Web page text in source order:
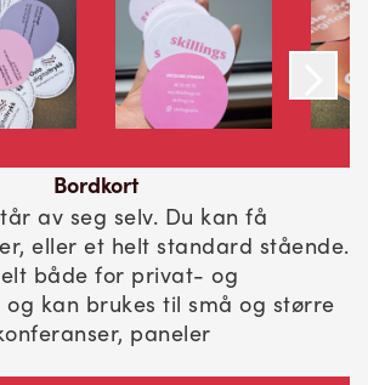
Bordkort
av seg selv. Du kan få
eller et helt standard stående.
både for privat- og
kan brukes til små og større
paneler